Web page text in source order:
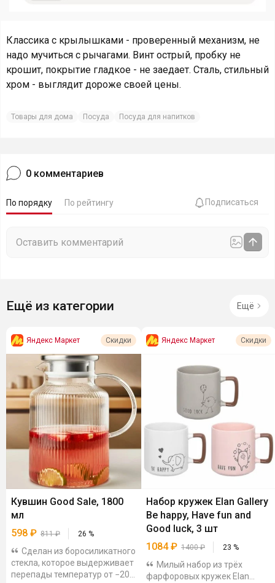
Классика с крылышками - проверенный механизм, не
надо мучиться с рычагами. Винт острый, пробку не
крошит, покрытие гладкое - не заедает. Сталь, стильный
хром - выглядит дороже своей цены.
Товары для дома Посуда Посуда для напитков
0 комментариев
По порядку По рейтингу Подписаться
Ещё из категории Ещё
Яндекс Маркет Скидки
Кувшин Good Sale, 1800
мл
598 ₽ 811₽ 26 %
Сделан из боросиликатного
стекла, которое выдерживает
перепады температур от −20
Яндекс Маркет Скидки
Набор кружек Elan Gallery
Be happy, Have fun and
Good luck, 3 шт
1084₽ 1400₽ 23 %
Милый набор из трёх
фарфоровых кружек Elan